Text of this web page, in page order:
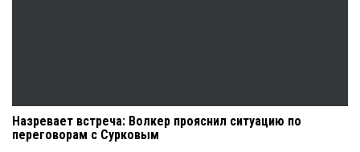
Назревает встреча: Волкер прояснил ситуацию по
переговорам с Сурковым